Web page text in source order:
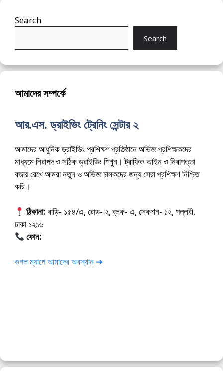
Search
Search
আমাদের সম্পর্কে
আর.এস. ড্রাইভিং ট্রেনিং সেন্টার ২
আমাদের আধুনিক ড্রাইভিং প্রশিক্ষণ প্রতিষ্ঠানে অভিজ্ঞ প্রশিক্ষকদের
মাধ্যমে নিরাপদ ও সঠিক ড্রাইভিং শিখুন। ট্রাফিক আইন ও নিরাপত্তা
বজায় রেখে আমরা নতুন ও অভিজ্ঞ চালকদের জন্য সেরা প্রশিক্ষণ নিশ্চিত
করি।
ঠিকানা: বাড়ি- ১৫৪/এ, রোড- ২, ব্লক- এ, সেকশন- ১২, পল্লবী,
ঢাকা ১২১৬
ফোন:
গুগল ম্যাপে আমাদের অবস্থান ➔